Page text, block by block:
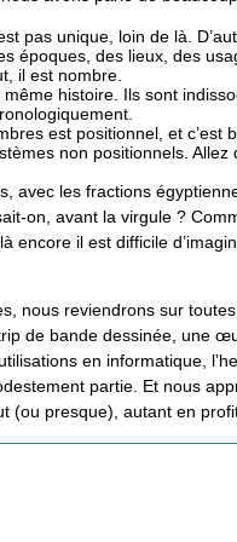
pas unique, loin de là.
époques, des lieux, des
il est nombre.
histoire. Ils sont
est positionnel, et
non positionnels.
avec les fractions
on, avant la virgule ?
encore il est difficile
nous reviendrons sur
de bande dessinée, une
en informatique,
partie. Et nous
(ou presque), autant en